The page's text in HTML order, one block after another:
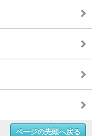
ページの先頭へ戻る